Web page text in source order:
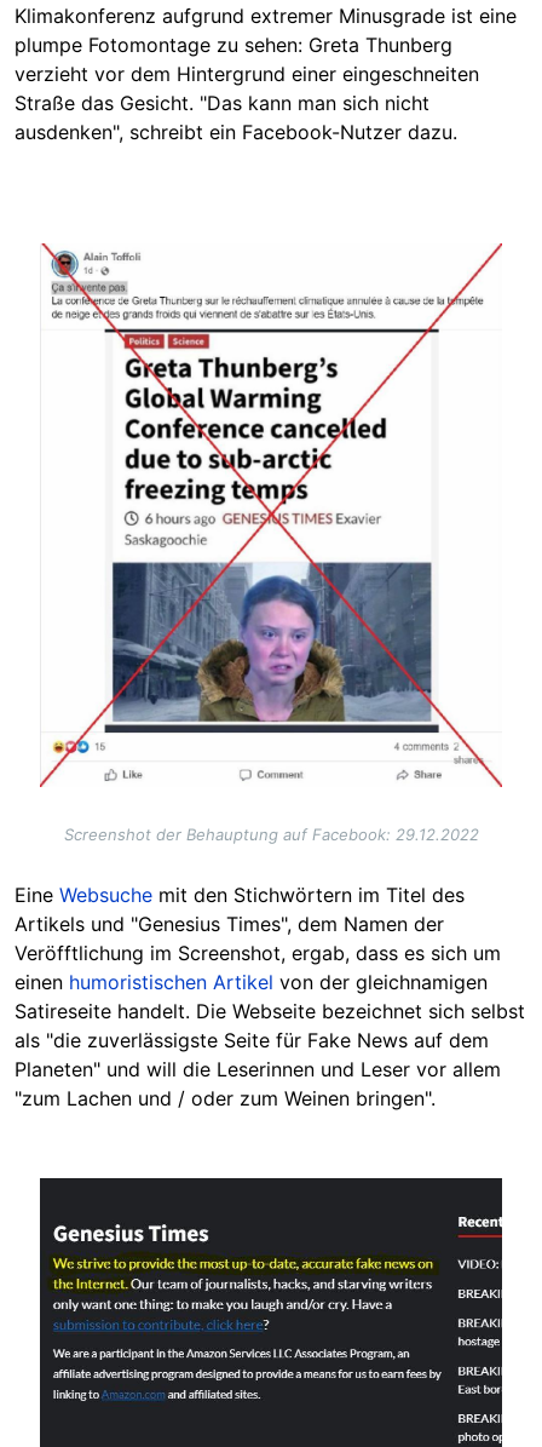
Klimakonferenz aufgrund extremer Minusgrade ist eine
plumpe Fotomontage zu sehen: Greta Thunberg
verzieht vor dem Hintergrund einer eingeschneiten
Straße das Gesicht. "Das kann man sich nicht
ausdenken", schreibt ein Facebook-Nutzer dazu.
Image
Screenshot der Behauptung auf Facebook: 29.12.2022
Eine Websuche mit den Stichwörtern im Titel des
Artikels und "Genesius Times", dem Namen der
Veröfftlichung im Screenshot, ergab, dass es sich um
einen humoristischen Artikel von der gleichnamigen
Satireseite handelt. Die Webseite bezeichnet sich selbst
als "die zuverlässigste Seite für Fake News auf dem
Planeten" und will die Leserinnen und Leser vor allem
"zum Lachen und / oder zum Weinen bringen".